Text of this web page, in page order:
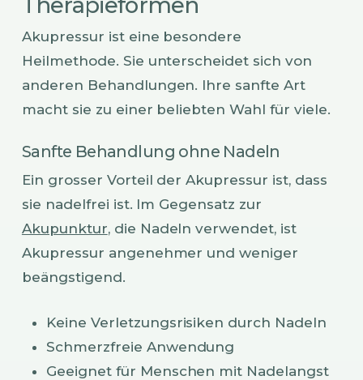
Akupressur ist eine besondere
Heilmethode. Sie unterscheidet sich von
anderen Behandlungen. Ihre sanfte Art
macht sie zu einer beliebten Wahl für viele.
Sanfte Behandlung ohne Nadeln
Ein grosser Vorteil der Akupressur ist, dass
sie nadelfrei ist. Im Gegensatz zur
Akupunktur, die Nadeln verwendet, ist
Akupressur angenehmer und weniger
beängstigend.
Keine Verletzungsrisiken durch Nadeln
Schmerzfreie Anwendung
Geeignet für Menschen mit Nadelangst